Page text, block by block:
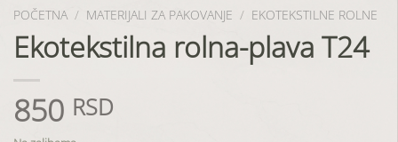
POČETNA / MATERIJALI ZA PAKOVANJE / EKOTEKSTILNE ROLNE
Ekotekstilna rolna-plava T24
850 RSD